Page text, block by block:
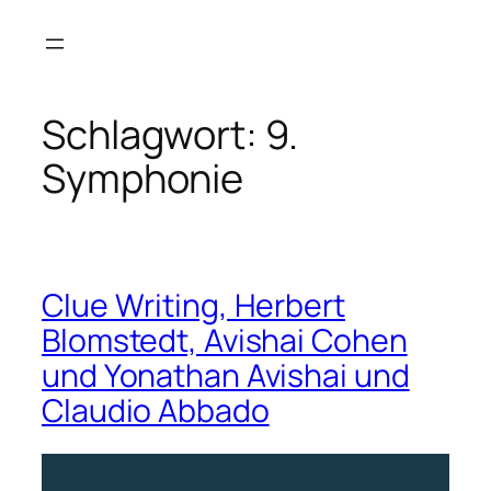
Inhalt
Schlagwort: 9.
Symphonie
Clue Writing, Herbert
Blomstedt, Avishai Cohen
und Yonathan Avishai und
Claudio Abbado